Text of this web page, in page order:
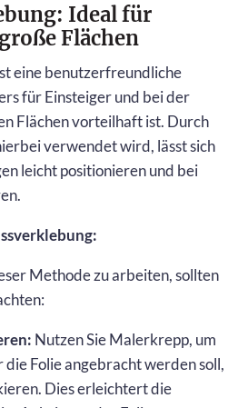
Ideal für
Flächen
eine benutzerfreundliche
für Einsteiger und bei der
Flächen vorteilhaft ist. Durch
verwendet wird, lässt sich
leicht positionieren und bei
Methode zu arbeiten, sollten
Nutzen Sie Malerkrepp, um
die Folie angebracht werden soll,
Dies erleichtert die